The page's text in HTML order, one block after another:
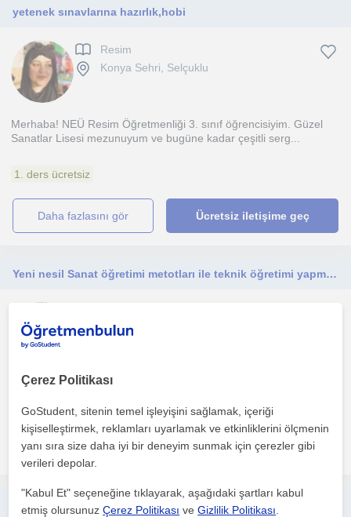
yetenek sınavlarına hazırlık,hobi
Resim
Konya Sehri, Selçuklu
Merhaba! NEÜ Resim Öğretmenliği 3. sınıf öğrencisiyim. Güzel
Sanatlar Lisesi mezunuyum ve bugüne kadar çeşitli serg...
1. ders ücretsiz
daha fazlasını gör Ücretsiz iletişime geç
Yeni nesil Sanat öğretimi metotları ile teknik öğretimi yapmaktayım. Her yaş grubuna hitap etmektedir.
Konya Sehri, Karatay, Me...
Resim öğretmeniyim ve 4 senelik online ve yüzyüze ders üzerinde
daha fazlasını gör Ücretsiz iletişime geç
‘’Resim öğretmeni, her yaşa uygun sanat eğitimi.”
Çerez Politikası
GoStudent, sitenin temel işleyişini sağlamak, içeriği
kişiselleştirmek, reklamları uyarlamak ve etkinliklerini ölçmenin
yanı sıra size daha iyi bir deneyim sunmak için çerezler gibi
verileri depolar.
"Kabul Et" seçeneğine tıklayarak, aşağıdaki şartları kabul
etmiş olursunuzÇerez Politikası veGizlilik Politikası